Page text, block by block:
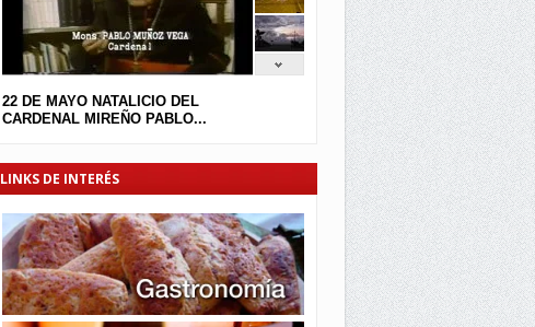
22 DE MAYO NATALICIO DEL
CARDENAL MIREÑO PABLO...
LINKS DE INTERÉS